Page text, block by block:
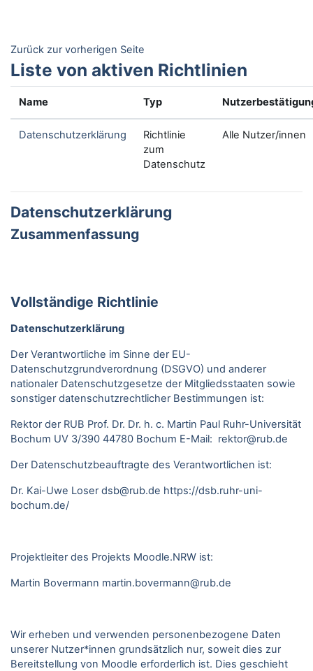
Zurück zur vorherigen Seite
Liste von aktiven Richtlinien
Name Typ
Datenschutzerklärung
Richtlinie
zum
Datenschutz
Alle Nutzer/innen
Datenschutzerklärung
Zusammenfassung
Vollständige Richtlinie
Datenschutzerklärung
Der Verantwortliche im Sinne der EU-
Datenschutzgrundverordnung (DSGVO) und anderer
nationaler Datenschutzgesetze der Mitgliedsstaaten sowie
sonstiger datenschutzrechtlicher Bestimmungen ist:
Rektor der RUB Prof. Dr. Dr. h. c. Martin Paul Ruhr-Universität
Bochum UV 3/390 44780 Bochum E-Mail: rektor@rub.de
Der Datenschutzbeauftragte des Verantwortlichen ist:
Dr. Kai-Uwe Loser dsb@rub.de https://dsb.ruhr-uni-
bochum.de/
Projektleiter des Projekts Moodle.NRW ist:
Martin Bovermann martin.bovermann@rub.de
Wir erheben und verwenden personenbezogene Daten
unserer Nutzer*innen grundsätzlich nur, soweit dies zur
Bereitstellung von Moodle erforderlich ist. Dies geschieht